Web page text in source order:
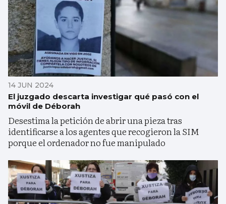
14 JUN 2024
El juzgado descarta investigar qué pasó con el
móvil de Déborah
Desestima la petición de abrir una pieza tras
identificarse a los agentes que recogieron la SIM
porque el ordenador no fue manipulado